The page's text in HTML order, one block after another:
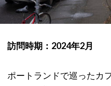
訪問時期：2024年2月
ポートランドで巡ったカ